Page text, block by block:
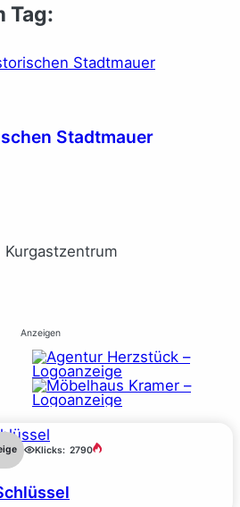
Tag:
Stadtmauer
Kurgastzentrum
Anzeigen
Klicks: 2790